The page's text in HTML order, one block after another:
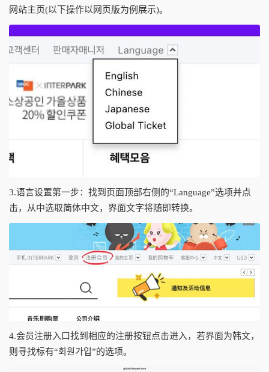
网站主页(以下操作以网页版为例展示)。
3.语言设置第一步：找到页面顶部右侧的“Language”选项并点
击，从中选取简体中文，界面文字将随即转换。
4.会员注册入口找到相应的注册按钮点击进入，若界面为韩文，
则寻找标有“회원가입”的选项。